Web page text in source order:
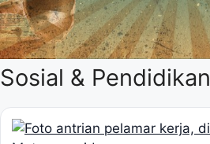
Sosial & Pendidikan